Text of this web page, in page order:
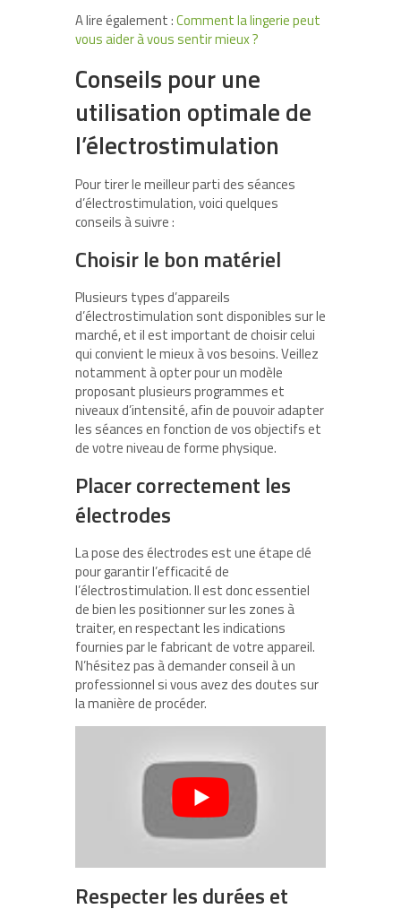
A lire également :Comment la lingerie peut
vous aider à vous sentir mieux ?
Conseils pour une
utilisation optimale de
l’électrostimulation
Pour tirer le meilleur parti des séances
d’électrostimulation, voici quelques
conseils à suivre :
Choisir le bon matériel
Plusieurs types d’appareils
d’électrostimulation sont disponibles sur le
marché, et il est important de choisir celui
qui convient le mieux à vos besoins. Veillez
notamment à opter pour un modèle
proposant plusieurs programmes et
niveaux d’intensité, afin de pouvoir adapter
les séances en fonction de vos objectifs et
de votre niveau de forme physique.
Placer correctement les
électrodes
La pose des électrodes est une étape clé
pour garantir l’efficacité de
l’électrostimulation. Il est donc essentiel
de bien les positionner sur les zones à
traiter, en respectant les indications
fournies par le fabricant de votre appareil.
N’hésitez pas à demander conseil à un
professionnel si vous avez des doutes sur
la manière de procéder.
Respecter les durées et